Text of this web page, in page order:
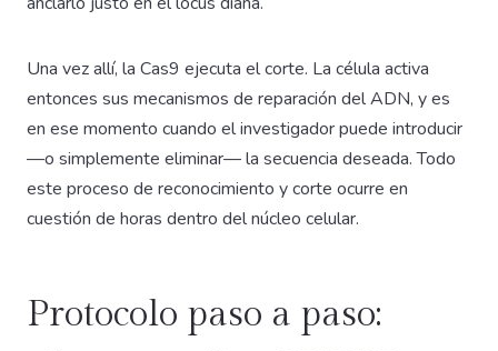
Una vez allí, la Cas9 ejecuta el corte. La célula activa
entonces sus mecanismos de reparación del ADN, y es
en ese momento cuando el investigador puede introducir
—o simplemente eliminar— la secuencia deseada. Todo
este proceso de reconocimiento y corte ocurre en
cuestión de horas dentro del núcleo celular.
Protocolo paso a paso: